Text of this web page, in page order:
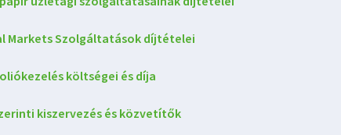
Markets Szolgáltatások díjtételei
költségei és díja
kiszervezés és közvetítők